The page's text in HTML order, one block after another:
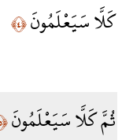
كَلَّا سَيَعْلَمُونَ﴿٤﴾
ثُمَّ كَلَّا سَيَعْلَمُونَ﴿٥﴾